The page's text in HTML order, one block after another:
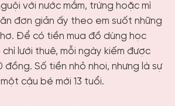
với nước mắm, trứng hoặc mì
đơn giản ấy theo em suốt những
Để có tiền mua đồ dùng học
lưới thuê, mỗi ngày kiếm được
Số tiền nhỏ nhoi, nhưng là sự
cậu bé mới 13 tuổi.